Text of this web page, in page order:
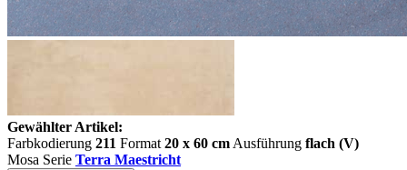
Gewählter Artikel:
Farbkodierung 211 Format 20 x 60 cm Ausführung flach (V)
Mosa Serie Terra Maestricht